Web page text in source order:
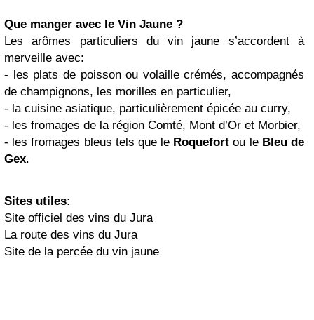
Que manger avec le Vin Jaune ?
Les arômes particuliers du vin jaune s’accordent à
merveille avec:
- les plats de poisson ou volaille crémés, accompagnés
de champignons, les morilles en particulier,
- la cuisine asiatique, particulièrement épicée au curry,
- les fromages de la région Comté, Mont d’Or et Morbier,
- les fromages bleus tels que le Roquefort ou le Bleu de
Gex.
Sites utiles:
Site officiel des vins du Jura
La route des vins du Jura
Site de la percée du vin jaune